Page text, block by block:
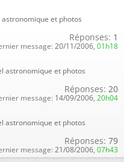
et photos
Réponses: 1
message: 20/11/2006, 01h18
astronomique et photos
Réponses: 20
message: 14/09/2006, 20h04
astronomique et photos
Réponses: 79
message: 21/08/2006, 07h43